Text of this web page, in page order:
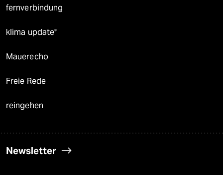
fernverbindung
klima update°
Mauerecho
Freie Rede
reingehen
Newsletter